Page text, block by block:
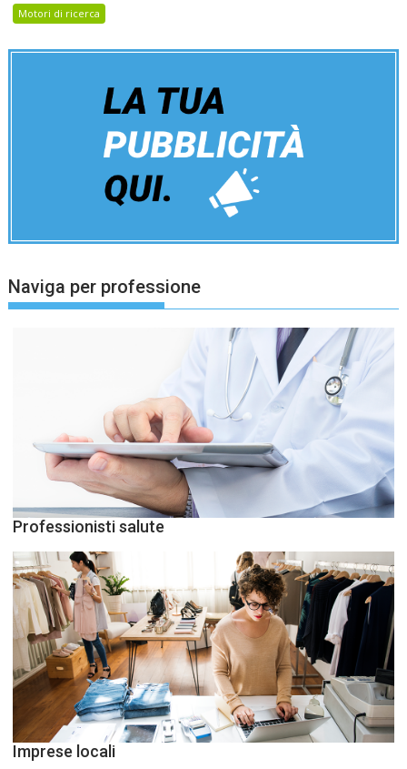
Motori di ricerca
Naviga per professione
Professionisti salute
Imprese locali